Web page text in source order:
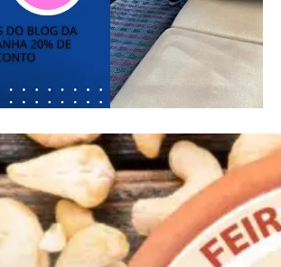
lobortis sit
tortor
condimentum
ac felis
dolor